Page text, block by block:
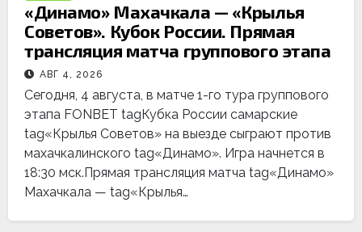
«Динамо» Махачкала — «Крылья
Советов». Кубок России. Прямая
трансляция матча группового этапа
АВГ 4, 2026
Сегодня, 4 августа, в матче 1-го тура группового
этапа FONBET tagКубка России самарские
tag«Крылья Советов» на выезде сыграют против
махачкалинского tag«Динамо». Игра начнется в
18:30 мск.Прямая трансляция матча tag«Динамо»
Махачкала — tag«Крылья…